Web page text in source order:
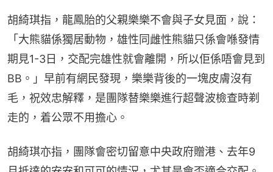
胡綺琪指，龍鳳胎的父親樂樂不會與子女見面，說：
「大熊貓係獨居動物，雄性同雌性熊貓只係會喺發情
期見1-3日，交配完雄性就會離開，所以佢係唔會見到
BB。」早前有網民發現，樂樂背後的一塊皮膚沒有
毛，祝效忠解釋，是團隊替樂樂進行超聲波檢查時剃
走的，着公眾不用擔心。
胡綺琪亦指，團隊會密切留意中央政府贈港、去年9